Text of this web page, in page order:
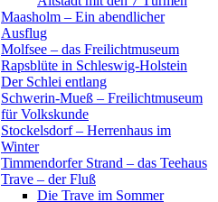
Maasholm – Ein abendlicher
Ausflug
Molfsee – das Freilichtmuseum
Rapsblüte in Schleswig-Holstein
Der Schlei entlang
Schwerin-Mueß – Freilichtmuseum
für Volkskunde
Stockelsdorf – Herrenhaus im
Winter
Timmendorfer Strand – das Teehaus
Trave – der Fluß
Die Trave im Sommer